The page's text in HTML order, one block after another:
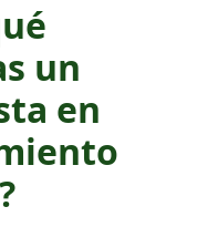
un
en